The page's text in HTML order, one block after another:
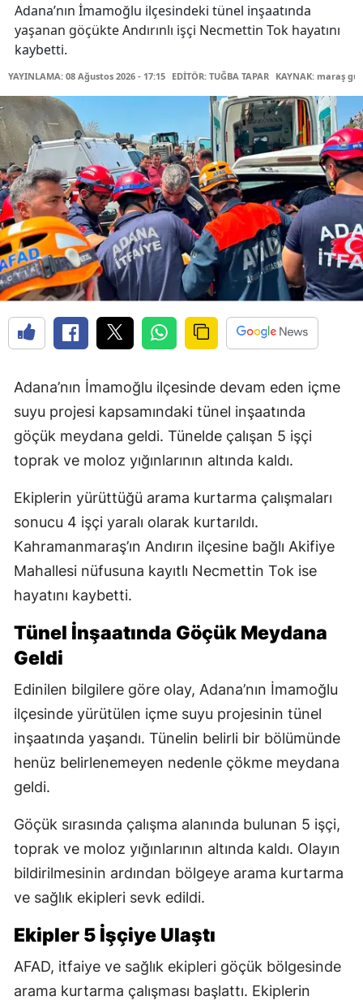
Adana’nın İmamoğlu ilçesindeki tünel inşaatında
yaşanan göçükte Andırınlı işçi Necmettin Tok hayatını
kaybetti.
YAYINLAMA: 08 Ağustos 2026 - 17:15 EDİTÖR: TUĞBA TAPAR KAYNAK: maraş
Adana’nın İmamoğlu ilçesinde devam eden içme
suyu projesi kapsamındaki tünel inşaatında
göçük meydana geldi. Tünelde çalışan 5 işçi
toprak ve moloz yığınlarının altında kaldı.
Ekiplerin yürüttüğü arama kurtarma çalışmaları
sonucu 4 işçi yaralı olarak kurtarıldı.
Kahramanmaraş’ın Andırın ilçesine bağlı Akifiye
Mahallesi nüfusuna kayıtlı Necmettin Tok ise
hayatını kaybetti.
Tünel İnşaatında Göçük Meydana
Geldi
Edinilen bilgilere göre olay, Adana’nın İmamoğlu
ilçesinde yürütülen içme suyu projesinin tünel
inşaatında yaşandı. Tünelin belirli bir bölümünde
henüz belirlenemeyen nedenle çökme meydana
geldi.
Göçük sırasında çalışma alanında bulunan 5 işçi,
toprak ve moloz yığınlarının altında kaldı. Olayın
bildirilmesinin ardından bölgeye arama kurtarma
ve sağlık ekipleri sevk edildi.
Ekipler 5 İşçiye Ulaştı
AFAD, itfaiye ve sağlık ekipleri göçük bölgesinde
arama kurtarma çalışması başlattı. Ekiplerin